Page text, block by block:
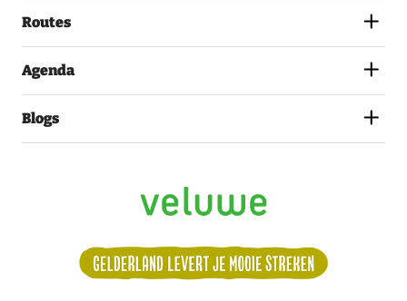
Routes
Agenda
Blogs